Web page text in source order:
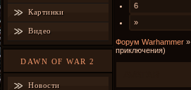
Картинки
Видео
DAWN OF WAR 2
Новости
6
»
Форум Warhammer »
приключения)